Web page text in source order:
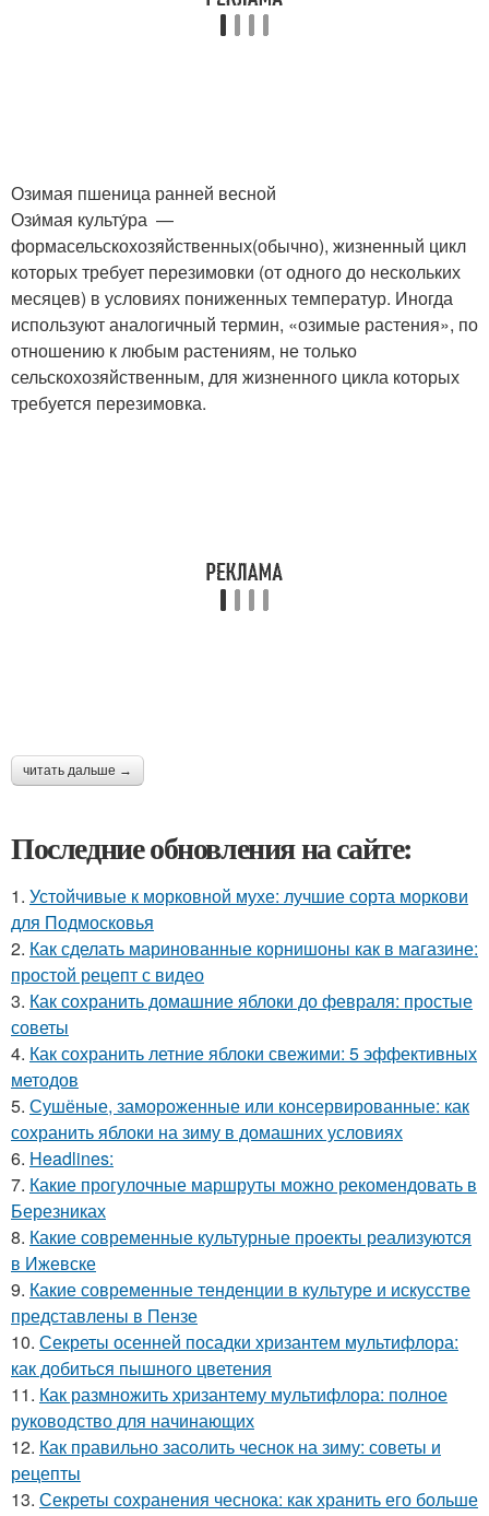
Озимая пшеница ранней весной
Ози́мая культу́ра —
формасельскохозяйственных(обычно), жизненный цикл
которых требует перезимовки (от одного до нескольких
месяцев) в условиях пониженных температур. Иногда
используют аналогичный термин, «озимые растения», по
отношению к любым растениям, не только
сельскохозяйственным, для жизненного цикла которых
требуется перезимовка.
читать дальше →
Последние обновления на сайте:
1. Устойчивые к морковной мухе: лучшие сорта моркови
для Подмосковья
2. Как сделать маринованные корнишоны как в магазине:
простой рецепт с видео
3. Как сохранить домашние яблоки до февраля: простые
советы
4. Как сохранить летние яблоки свежими: 5 эффективных
методов
5. Сушёные, замороженные или консервированные: как
сохранить яблоки на зиму в домашних условиях
6. Headlines:
7. Какие прогулочные маршруты можно рекомендовать в
Березниках
8. Какие современные культурные проекты реализуются
в Ижевске
9. Какие современные тенденции в культуре и искусстве
представлены в Пензе
10. Секреты осенней посадки хризантем мультифлора:
как добиться пышного цветения
11. Как размножить хризантему мультифлора: полное
руководство для начинающих
12. Как правильно засолить чеснок на зиму: советы и
рецепты
13. Секреты сохранения чеснока: как хранить его больше